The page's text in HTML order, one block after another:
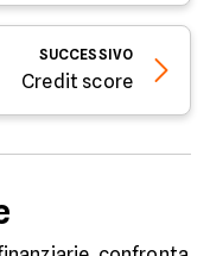
SUCCESSIVO
Credit score